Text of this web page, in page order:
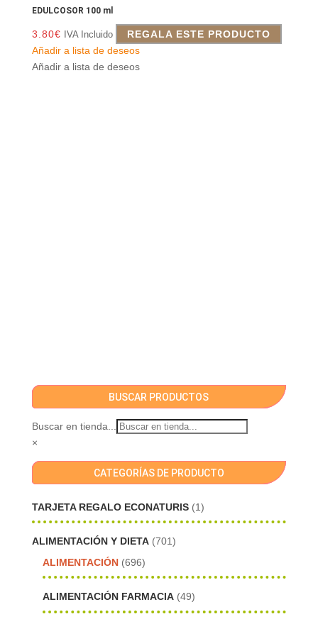
EDULCOSOR 100 ml
3.80€ IVA Incluido
REGALA ESTE PRODUCTO
Añadir a lista de deseos
Añadir a lista de deseos
BUSCAR PRODUCTOS
Buscar en tienda...
×
CATEGORÍAS DE PRODUCTO
TARJETA REGALO ECONATURIS (1)
ALIMENTACIÓN Y DIETA (701)
ALIMENTACIÓN (696)
ALIMENTACIÓN FARMACIA (49)